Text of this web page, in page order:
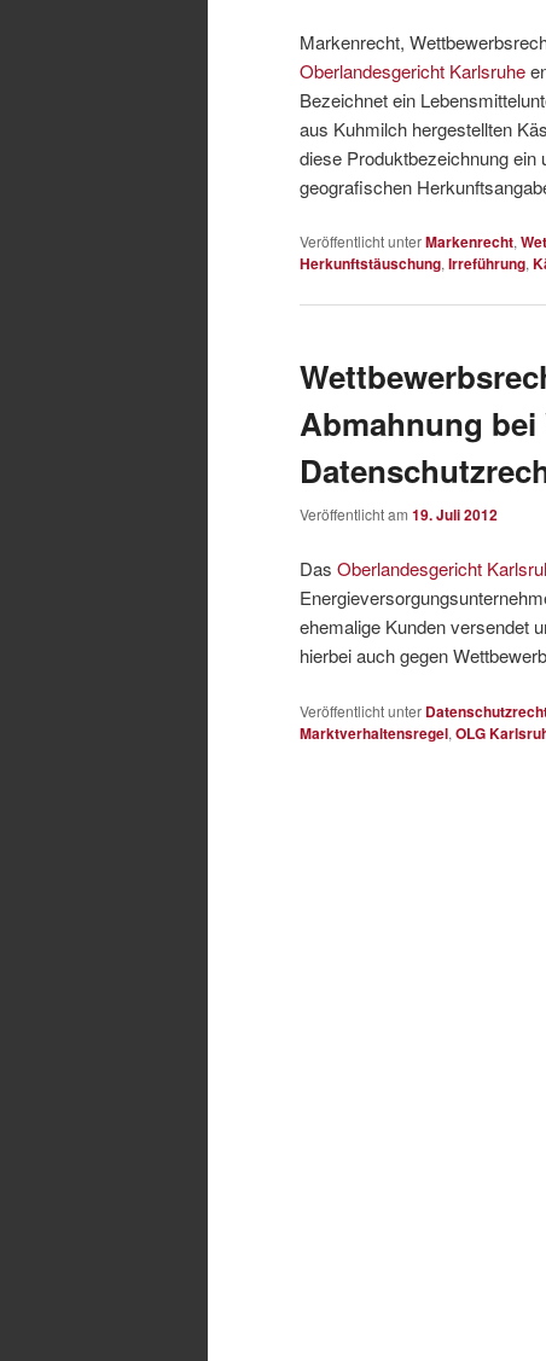
Markenrecht,
Oberlandesgericht Karlsruhe
Bezeichnet ein
aus Kuhmilch hergestellten
diese Produktbezeichnung ein
geografischen
Veröffentlicht unterMarkenrecht,
Herkunftstäuschung, Irreführung,
Abmahnung
Veröffentlicht am 19. Juli 2012
Das Oberlandesgericht
ehemalige Kunden versendet
hierbei auch gegen
Veröffentlicht unter
Marktverhaltensregel, OLG